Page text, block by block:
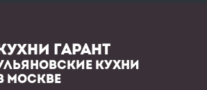
ГАРАНТ
КУХНИ
МОСКВЕ